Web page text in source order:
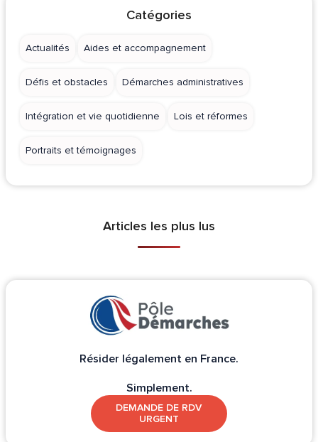
Catégories
Actualités Aides et accompagnement
Défis et obstacles Démarches administratives
Intégration et vie quotidienne Lois et réformes
Portraits et témoignages
Articles les plus lus
Résider légalement en France.
Simplement.
DEMANDE DE RDV
URGENT